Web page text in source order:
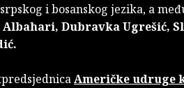
i bosanskog jezika, a
Albahari, Dubravka Ugrešić,
Američke udruge